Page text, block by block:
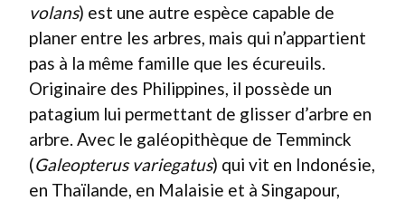
volans) est une autre espèce capable de
planer entre les arbres, mais qui n’appartient
pas à la même famille que les écureuils.
Originaire des Philippines, il possède un
patagium lui permettant de glisser d’arbre en
arbre. Avec le galéopithèque de Temminck
(Galeopterus variegatus) qui vit en Indonésie,
en Thaïlande, en Malaisie et à Singapour,